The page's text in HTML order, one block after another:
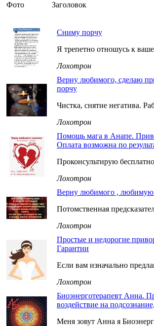
Фото
Заголовок
Сниму порчу
Я трепетно отношусь к
Лохотрон
Верну любимого, сделаю
порчу
Чистка, снятие негатива.
Лохотрон
Помощь мага в Анапе.
Оплата возможна по
Проконсультирую
Лохотрон
Верну любимого ,
Потомственная
Лохотрон
Простые и недорогие
Гарантии
Если вам изначально
Лохотрон
Биоэнерготерапевт Анна.
воздействие на
Меня зовут Анна я